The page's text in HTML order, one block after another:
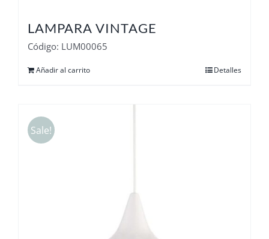
LAMPARA VINTAGE
Código: LUM00065
Añadir al carrito Detalles
Sale!